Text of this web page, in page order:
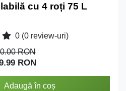
cu 4 roți 75 L
0 (0 review-uri)
RON
RON
Adaugă în coș